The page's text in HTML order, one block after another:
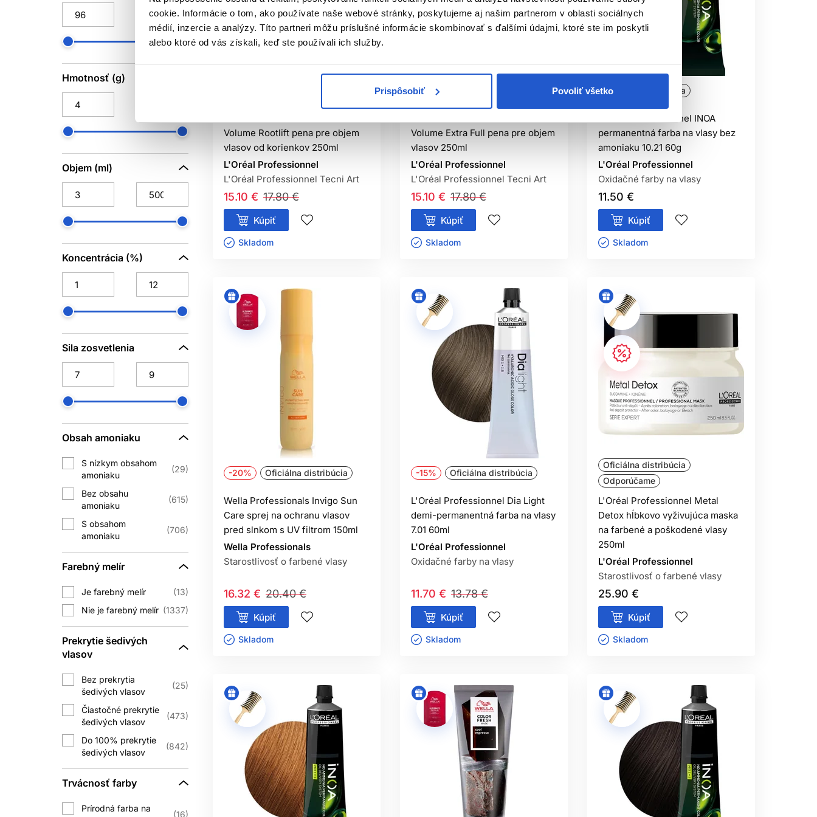
cookie. Informácie o tom, ako používate naše webové stránky, poskytujeme aj našim partnerom v oblasti sociálnych
médií, inzercie a analýzy. Títo partneri môžu príslušné informácie skombinovať s ďalšími údajmi, ktoré ste im poskytli
alebo ktoré od vás získali, keď ste používali ich služby.
Prispôsobiť Povoliť všetko
Schwarzkopf
Professional
16
Sibel
35
Subrina Professional
346
The Doctor
Hmotnosť (g)
Objem (ml)
Koncentrácia (%)
Sila zosvetlenia
Obsah amoniaku
S nízkym obsahom
amoniaku
29
Bez obsahu
amoniaku
615
S obsahom
amoniaku
706
Farebný melír
Je farebný melír
13
Nie je farebný melír
1337
Prekrytie šedivých
vlasov
Bez prekrytia
šedivých vlasov
25
Čiastočné prekrytie
šedivých vlasov
473
Do 100% prekrytie
šedivých vlasov
842
Trvácnosť farby
Prírodná farba na
16
Volume Rootlift pena pre objem
vlasov od korienkov 250ml
L'Oréal Professionnel
L'Oréal Professionnel Tecni Art
17.80 €
15.10 €
Kúpiť
Skladom ㅤ
Odporúčame
Volume Extra Full pena pre objem
vlasov 250ml
L'Oréal Professionnel
L'Oréal Professionnel Tecni Art
17.80 €
15.10 €
Kúpiť
Skladom ㅤ
Oficiálna distribúcia
L'Oréal Professionnel INOA
permanentná farba na vlasy bez
amoniaku 10.21 60g
L'Oréal Professionnel
Oxidačné farby na vlasy
11.50 €
Kúpiť
Skladom ㅤ
-20% Oficiálna distribúcia
Wella Professionals Invigo Sun
Care sprej na ochranu vlasov
pred slnkom s UV filtrom 150ml
Wella Professionals
Starostlivosť o farbené vlasy
20.40 €
16.32 €
Kúpiť
Skladom ㅤ
-15% Oficiálna distribúcia
L'Oréal Professionnel Dia Light
demi-permanentná farba na vlasy
7.01 60ml
L'Oréal Professionnel
Oxidačné farby na vlasy
13.78 €
11.70 €
Kúpiť
Skladom ㅤ
Oficiálna distribúcia
Odporúčame
L'Oréal Professionnel Metal
Detox hĺbkovo vyživujúca maska
na farbené a poškodené vlasy
250ml
L'Oréal Professionnel
Starostlivosť o farbené vlasy
25.90 €
Kúpiť
Skladom ㅤ